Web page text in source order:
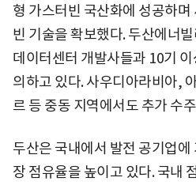
형 가스터빈 국산화에 성공하며
빈 기술을 확보했다. 두산에너
데이터센터 개발사들과 10기
의하고 있다. 사우디아라비아,
르 등 중동 지역에서도 추가 수
두산은 국내에서 발전 공기업에
장 점유율을 높이고 있다. 국내